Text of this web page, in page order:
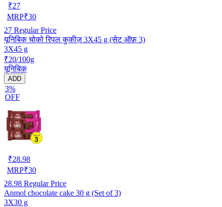
₹27
MRP₹30
27 Regular Price
यूनिबिक चोको रिपल कुकीज़ 3X45 g (सेट ऑफ़ 3)
3X45 g
₹20/100g
यूनिबिक
ADD
3%
OFF
₹28.98
MRP₹30
28.98 Regular Price
Anmol chocolate cake 30 g (Set of 3)
3X30 g